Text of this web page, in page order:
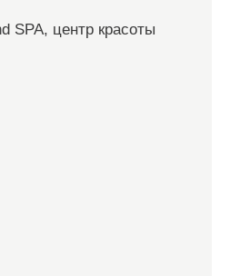
SPA, центр красоты